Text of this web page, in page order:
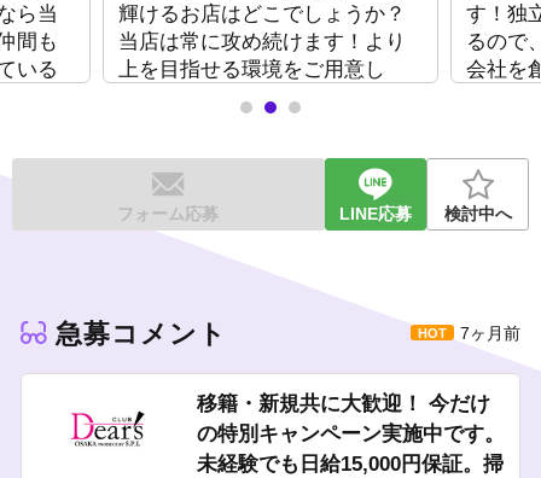
▶海外長期休暇＆福利厚生が充実
世界を舞台に遊びも仕事も全力。寮完備（3ヶ月無料）や掃除不要
の環境など、最高の条件が揃っています。
選べます。
どんな形でも成長できる土壌は準備済み。
伝説の次世代メンバーとして、あなたの未来を切り拓いてくださ
ら当
間も
いる
輝けるお店はどこでしょうか？
当店は常に攻め続けます！より
上を目指せる環境をご用意し
て、ご連絡お待ちしておりま
す！独
るので
会社を
フォーム応募 LINE応募 検討中へ
急募コメント 7ヶ月前
移籍・新規共に大歓迎！ 今だけ
の特別キャンペーン実施中です。
未経験でも日給15,000円保証。掃